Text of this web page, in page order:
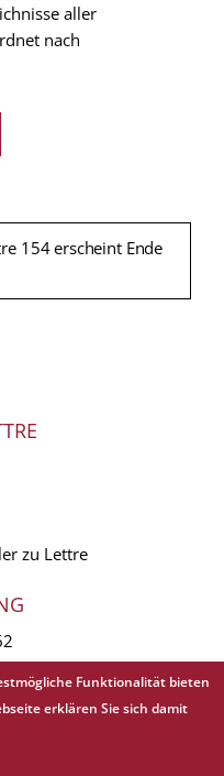
aller
nach
154 erscheint Ende
zu Lettre
All rights reserved.
Funktionalität bieten
erklären Sie sich damit